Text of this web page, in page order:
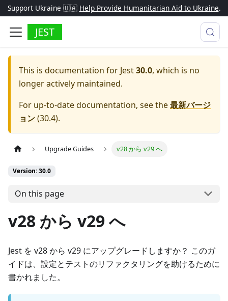
Support Ukraine 🇺🇦 Help Provide Humanitarian Aid to Ukraine.
JEST
This is documentation for Jest30.0, which is no
longer actively maintained.
For up-to-date documentation, see the最新バージ
ョン(30.4).
Upgrade Guides v28 から v29 へ
Version: 30.0
On this page
v28 から v29 へ
Jest を v28 から v29 にアップグレードしますか？ このガ
イドは、設定とテストのリファクタリングを助けるために
書かれました。